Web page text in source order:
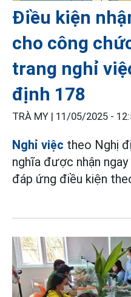
Điều kiện
cho công
trang nghỉ
định 178
TRÀ MY | 11/05/2025 -
Nghỉ việc theo Nghị
nghĩa được nhận
đáp ứng điều kiện